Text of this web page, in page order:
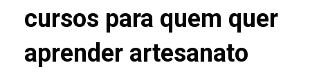
cursos para quem quer
aprender artesanato